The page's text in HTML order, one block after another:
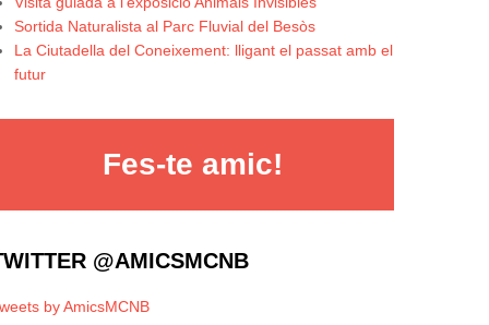
Sortida Naturalista al Parc Fluvial del Besòs
La Ciutadella del Coneixement: lligant el passat amb el
futur
Fes-te amic!
@AMICSMCNB
by AmicsMCNB